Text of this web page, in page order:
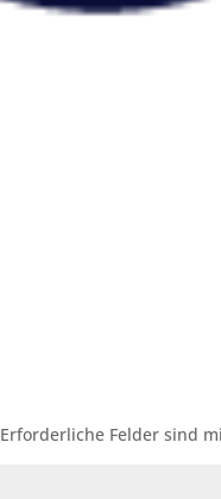
Erforderliche Felder sind